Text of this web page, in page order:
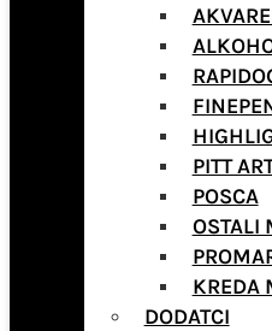
PITT
POSCA
OSTALI
KREDA
DODATCI